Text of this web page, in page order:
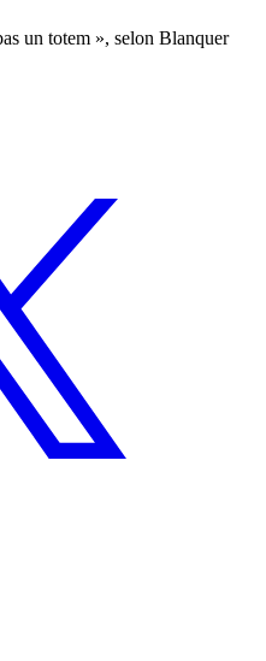
un totem », selon Blanquer